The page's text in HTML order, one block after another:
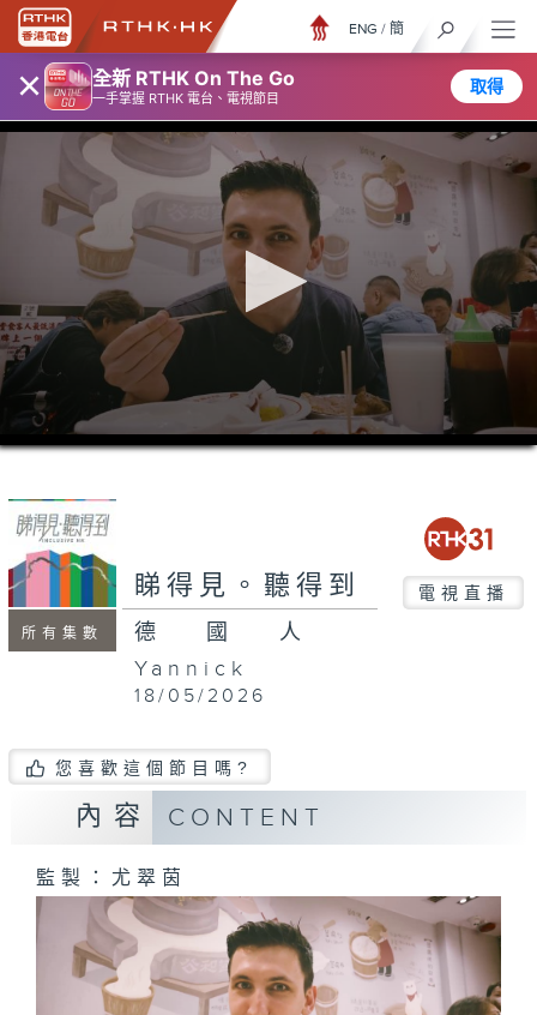
× 全新 RTHK On The Go
一手掌握 RTHK 電台、電視節目
取得
ENG / 簡
seconds
minutes,
seconds
所有集數
睇得見。聽得到 電視直播
德國人
Yannick
18/05/2026
您喜歡這個節目嗎?
內容 CONTENT
監製：尤翠茵